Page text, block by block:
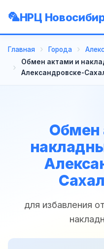
НРЦ
Главная Города
Обмен актами и
Александровске-
Обмен
для избавления